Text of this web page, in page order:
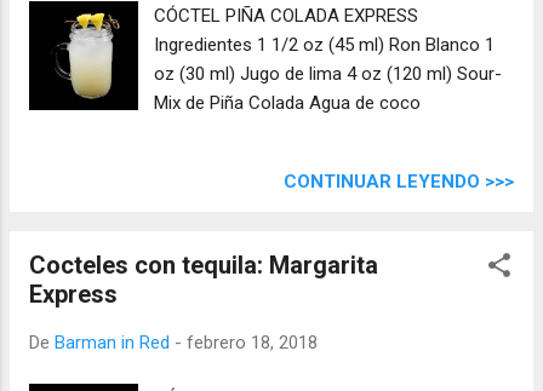
CÓCTEL PIÑA COLADA EXPRESS
Ingredientes 1 1/2 oz (45 ml) Ron Blanco 1
oz (30 ml) Jugo de lima 4 oz (120 ml) Sour-
Mix de Piña Colada Agua de coco
CONTINUAR LEYENDO >>>
Cocteles con tequila: Margarita
Express
De Barman in Red - febrero 18, 2018